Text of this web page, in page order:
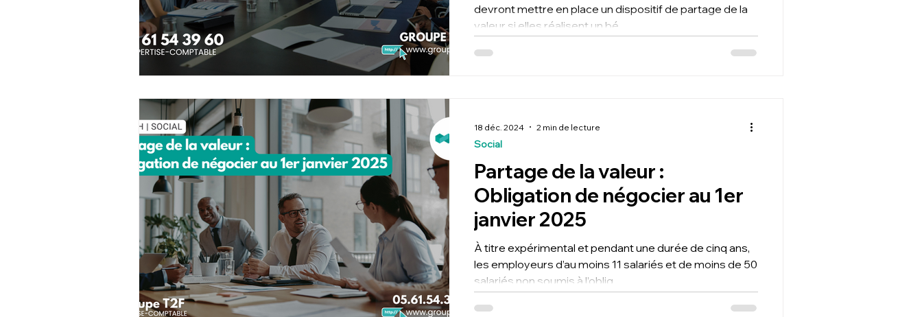
devront mettre en place un dispositif de partage de la
valeur si elles réalisent un bé
Partage de la valeur :
Obligation de négocier au 1er
janvier 2025
À titre expérimental et pendant une durée de cinq ans,
les employeurs d’au moins 11 salariés et de moins de 50
salariés non soumis à l’oblig
Social
18 déc. 2024 2 min de lecture